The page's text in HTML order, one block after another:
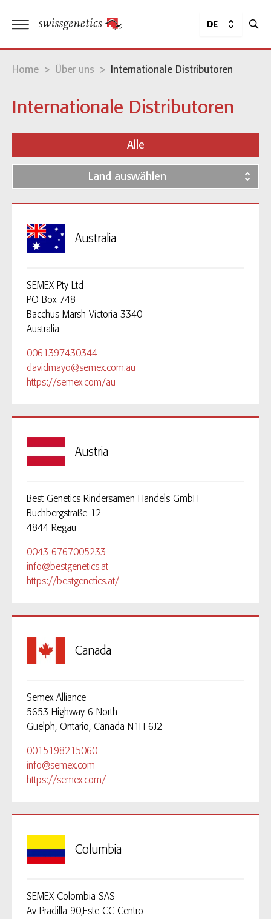
DE
Home > Über uns > Internationale Distributoren
Internationale Distributoren
Alle
Land auswählen
Australia
SEMEX Pty Ltd
PO Box 748
Bacchus Marsh Victoria 3340
Australia
0061397430344
davidmayo@semex.com.au
https://semex.com/au
Austria
Best Genetics Rindersamen Handels GmbH
Buchbergstraße 12
4844 Regau
0043 6767005233
info@bestgenetics.at
https://bestgenetics.at/
Canada
Semex Alliance
5653 Highway 6 North
Guelph, Ontario, Canada N1H 6J2
0015198215060
info@semex.com
https://semex.com/
Columbia
SEMEX Colombia SAS
Av Pradilla 90,Este CC Centro